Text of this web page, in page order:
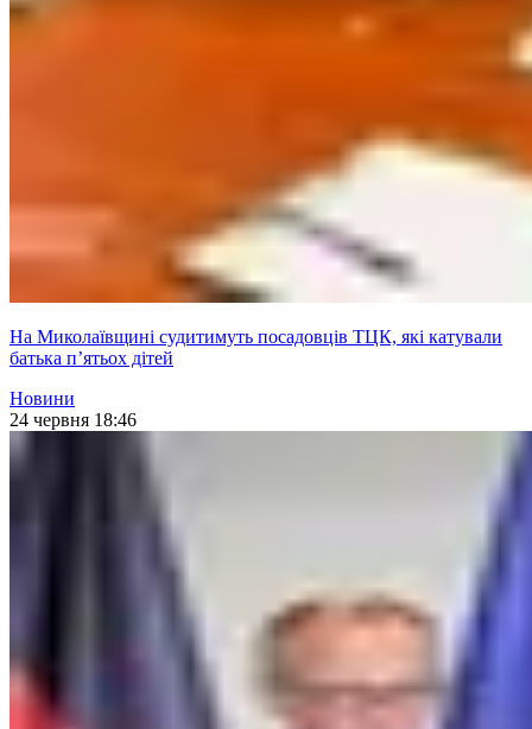
На Миколаївщині судитимуть посадовців ТЦК, які катували
батька пʼятьох дітей
Новини
24 червня 18:46